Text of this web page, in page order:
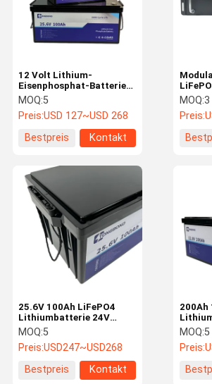
100Ah
MOQ:3
Preis:
12 Volt Lithium-
Eisenphosphat-Batterien
Ausgezeichnete
Temperaturverträglichkeit
für den Einsatz auf See
MOQ:5
Preis:USD 127~USD 268
Bestpreis
Kontakt
200Ah
MOQ:5
Preis:
25.6V 100Ah LiFePO4
Lithiumbatterie 24V
Hochleistungs-Lithium-
Stromlösung
MOQ:5
Preis:USD247~USD268
Bestpreis
Kontakt